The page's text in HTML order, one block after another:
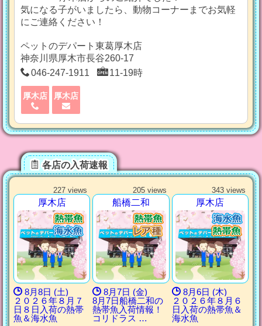
気になる子がいましたら、動物コーナーまでお気軽
にご連絡ください！
ペットのデパート東葛厚木店
神奈川県厚木市長谷260-17
046-247-1911
11-19時
厚木店 厚木店
各店の入荷速報
227 views
厚木店
8月8日 (土)
２０２６年８月７
日８日入荷の熱帯
魚＆海水魚
205 views
船橋二和
8月7日 (金)
8月7日船橋二和の
熱帯魚入荷情報！
コリドラス …
343 views
厚木店
8月6日 (木)
２０２６年８月６
日入荷の熱帯魚＆
海水魚